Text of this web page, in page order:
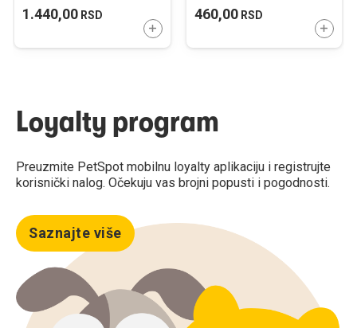
1.440,00 RSD
DODAJTE U KORPU
460,00RSD
Loyalty program
Preuzmite PetSpot mobilnu loyalty aplikaciju i registrujte
korisnički nalog. Očekuju vas brojni popusti i pogodnosti.
Saznajte više